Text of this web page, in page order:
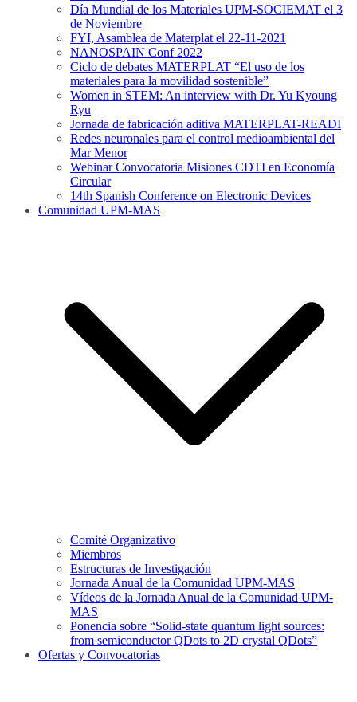
Día Mundial de los Materiales UPM-SOCIEMAT el 3
de Noviembre
FYI, Asamblea de Materplat el 22-11-2021
NANOSPAIN Conf 2022
Ciclo de debates MATERPLAT “El uso de los
materiales para la movilidad sostenible”
Women in STEM: An interview with Dr. Yu Kyoung
Ryu
Jornada de fabricación aditiva MATERPLAT-READI
Redes neuronales para el control medioambiental del
Mar Menor
Webinar Convocatoria Misiones CDTI en Economía
Circular
14th Spanish Conference on Electronic Devices
Comunidad UPM-MAS
Comité Organizativo
Miembros
Estructuras de Investigación
Jornada Anual de la Comunidad UPM-MAS
Vídeos de la Jornada Anual de la Comunidad UPM-
MAS
Ponencia sobre “Solid-state quantum light sources:
from semiconductor QDots to 2D crystal QDots”
Ofertas y Convocatorias